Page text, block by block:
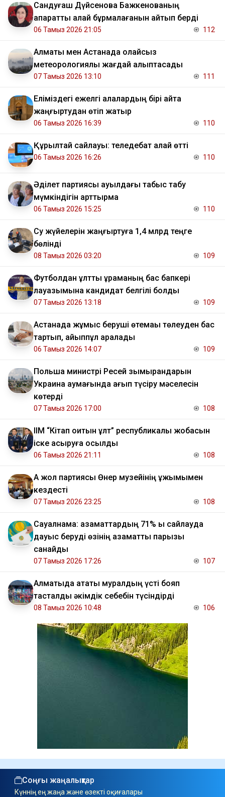
Сандуғаш Дүйсенова Бажкенованың
ақпаратты қалай бұрмалағанын айтып берді
06 Тамыз 2026 21:05 112
Алматы мен Астанада қолайсыз
метеорологиялық жағдай қалыптасады
07 Тамыз 2026 13:10 111
Еліміздегі ежелгі қалалардың бірі қайта
жаңғыртудан өтіп жатыр
06 Тамыз 2026 16:39 110
Құрылтай сайлауы: теледебат қалай өтті
06 Тамыз 2026 16:26 110
Әділет партиясы ауылдағы табыс табу
мүмкіндігін арттырмақ
06 Тамыз 2026 15:25 110
Су жүйелерін жаңғыртуға 1,4 млрд теңге
бөлінді
08 Тамыз 2026 03:20 109
Футболдан ұлттық құраманың бас бапкері
лауазымына кандидат белгілі болды
07 Тамыз 2026 13:18 109
Астанада жұмыс беруші өтемақы төлеуден бас
тартып, айыппұл арқалады
06 Тамыз 2026 14:07 109
Польша министрі Ресей зымырандарын
Украина аумағында қағып түсіру мәселесін
көтерді
07 Тамыз 2026 17:00 108
ІІМ “Кітап оқитын ұлт” республикалық жобасын
іске асыруға қосылды
06 Тамыз 2026 21:11 108
Ақ жол партиясы Өнер музейінің ұжымымен
кездесті
07 Тамыз 2026 23:25 108
Сауалнама: азаматтардың 71% ы сайлауда
дауыс беруді өзінің азаматтық парызы
санайды
07 Тамыз 2026 17:26 107
Алматыда атақты муралдың үсті бояп
тасталды әкімдік себебін түсіндірді
08 Тамыз 2026 10:48 106
Соңғы жаңалықтар
Күннің ең жаңа және өзекті оқиғалары